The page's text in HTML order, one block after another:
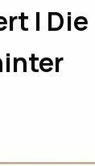
| Die